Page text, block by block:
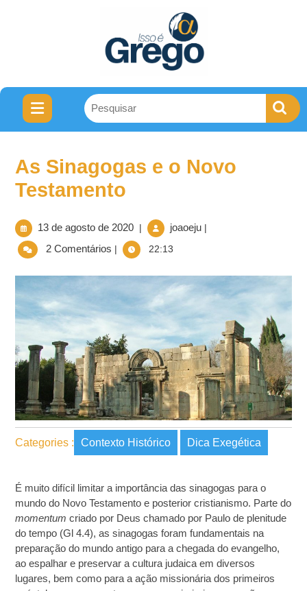
As Sinagogas e o Novo
Testamento
13 de agosto de 2020 | joaoeju |
2 Comentários | 22:13
Categories : Contexto Histórico Dica Exegética
É muito difícil limitar a importância das sinagogas para o
mundo do Novo Testamento e posterior cristianismo. Parte do
momentum criado por Deus chamado por Paulo de plenitude
do tempo (Gl 4.4), as sinagogas foram fundamentais na
preparação do mundo antigo para a chegada do evangelho,
ao espalhar e preservar a cultura judaica em diversos
lugares, bem como para a ação missionária dos primeiros